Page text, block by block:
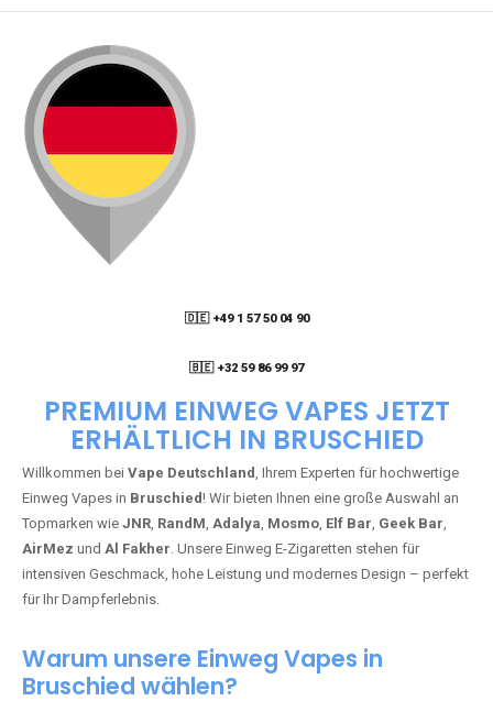
🇩🇪 +49 1 57 50 04 90
🇧🇪 +32 59 86 99 97
PREMIUM EINWEG VAPES JETZT
ERHÄLTLICH IN BRUSCHIED
Willkommen bei Vape Deutschland, Ihrem Experten für hochwertige
Einweg Vapes in Bruschied! Wir bieten Ihnen eine große Auswahl an
Topmarken wie JNR, RandM, Adalya, Mosmo, Elf Bar, Geek Bar,
AirMez und Al Fakher. Unsere Einweg E-Zigaretten stehen für
intensiven Geschmack, hohe Leistung und modernes Design – perfekt
für Ihr Dampferlebnis.
Warum unsere Einweg Vapes in
Bruschied wählen?